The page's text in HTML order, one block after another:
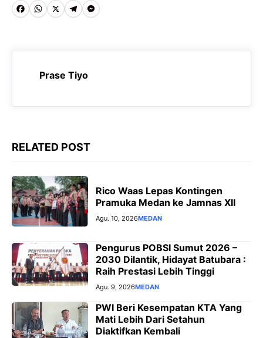
F
c
o
k
W
a
A
p
X T
l
e
g
r
m
M
s
s
n
e
r
Prase Tiyo
RELATED POST
Rico Waas Lepas Kontingen
Pramuka Medan ke Jamnas XII
Agu. 10, 2026MEDAN
Pengurus POBSI Sumut 2026 –
2030 Dilantik, Hidayat Batubara :
Raih Prestasi Lebih Tinggi
Agu. 9, 2026MEDAN
PWI Beri Kesempatan KTA Yang
Mati Lebih Dari Setahun
Diaktifkan Kembali